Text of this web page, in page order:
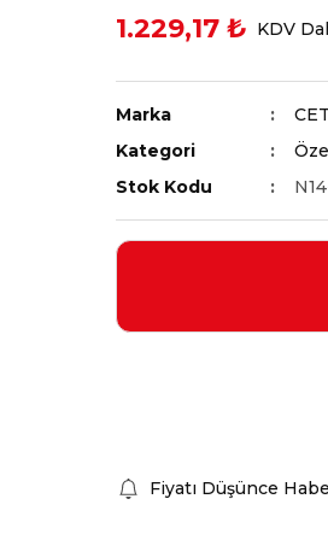
1.229,17 ₺ KDV
Marka
Kategori
Stok Kodu
Fiyatı Düşünce